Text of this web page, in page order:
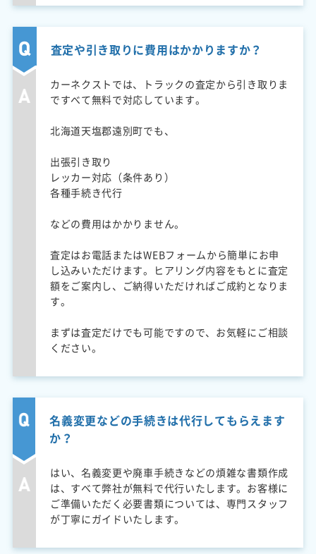
査定や引き取りに費用はかかりますか？
カーネクストでは、トラックの査定から引き取りま
ですべて無料で対応しています。
北海道天塩郡遠別町でも、
出張引き取り
レッカー対応（条件あり）
各種手続き代行
などの費用はかかりません。
査定はお電話またはWEBフォームから簡単にお申
し込みいただけます。ヒアリング内容をもとに査定
額をご案内し、ご納得いただければご成約となりま
す。
まずは査定だけでも可能ですので、お気軽にご相談
ください。
名義変更などの手続きは代行してもらえます
か？
はい、名義変更や廃車手続きなどの煩雑な書類作成
は、すべて弊社が無料で代行いたします。お客様に
ご準備いただく必要書類については、専門スタッフ
が丁寧にガイドいたします。